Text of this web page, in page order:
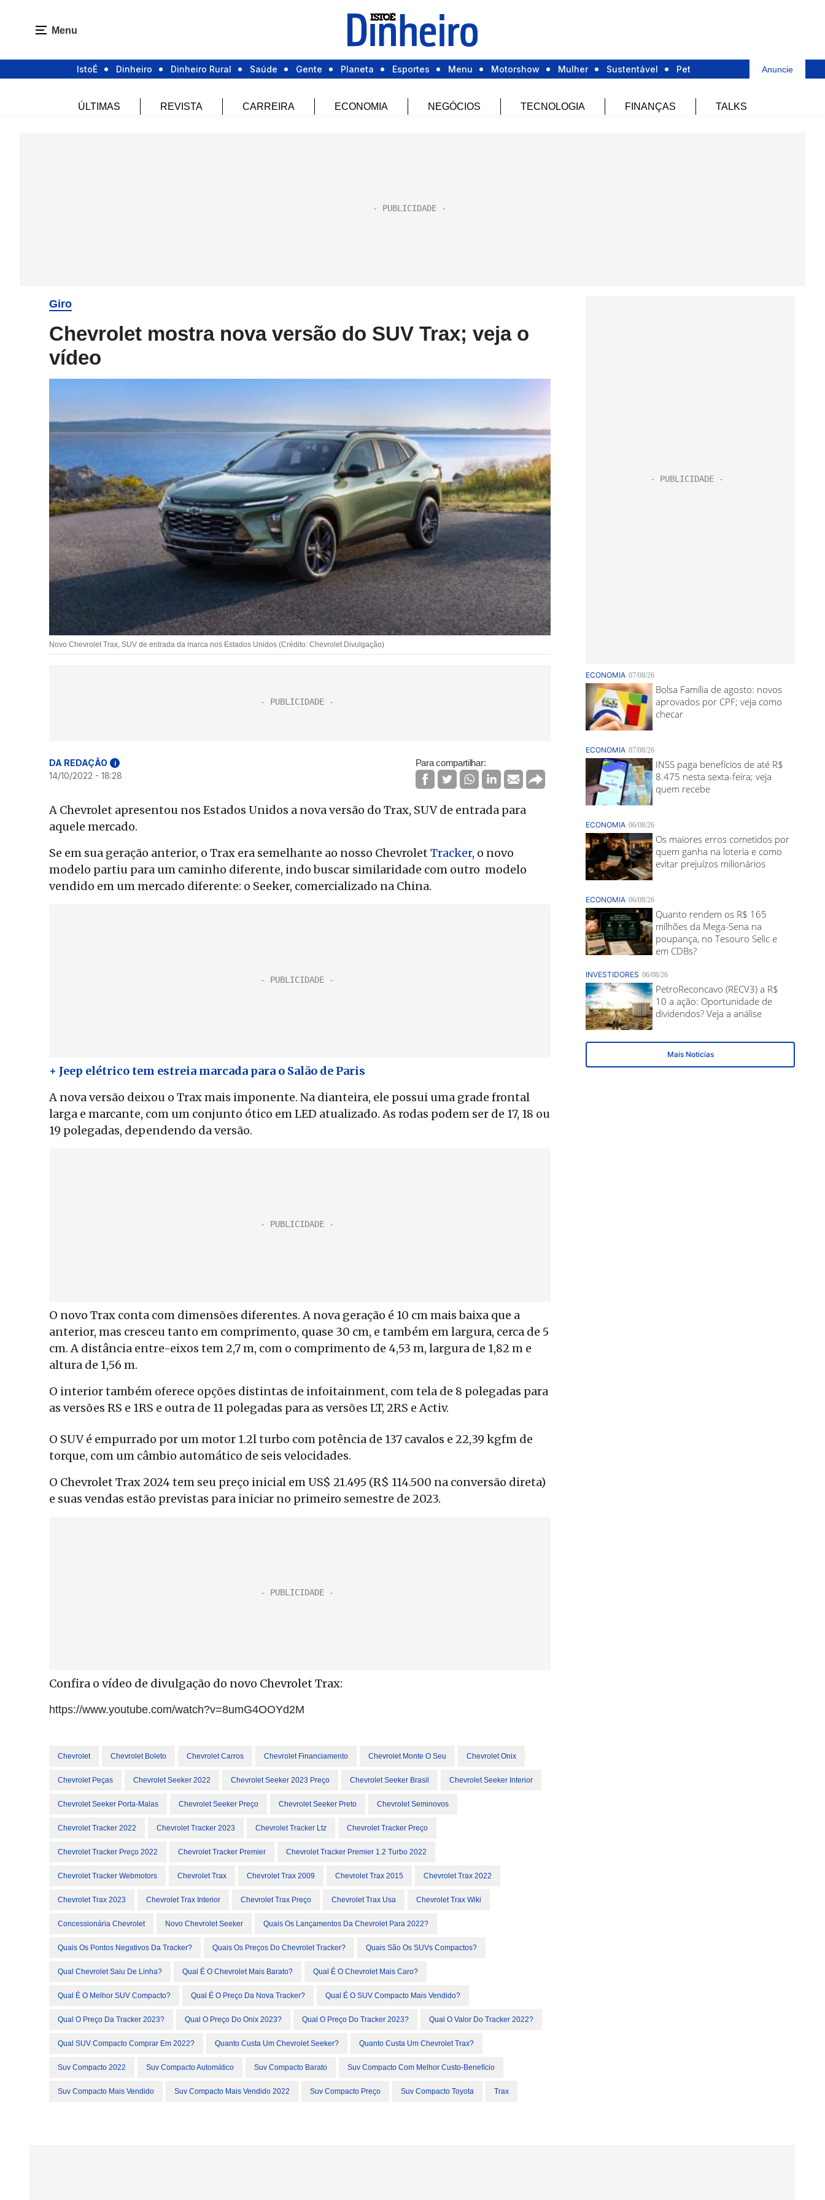
Menu
IstoÉ Dinheiro Dinheiro Rural Saúde Gente Planeta Esportes Menu Motorshow Mulher Sustentável Pet Anuncie
ÚLTIMAS REVISTA CARREIRA ECONOMIA NEGÓCIOS TECNOLOGIA FINANÇAS TALKS
Giro
Chevrolet mostra nova versão do SUV Trax; veja o
vídeo
Novo Chevrolet Trax, SUV de entrada da marca nos Estados Unidos (Crédito: Chevrolet Divulgação)
DA REDAÇÃO i
14/10/2022 - 18:28
Para compartilhar:
A Chevrolet apresentou nos Estados Unidos a nova versão do Trax, SUV de entrada para
aquele mercado.
Se em sua geração anterior, o Trax era semelhante ao nosso Chevrolet Tracker, o novo
modelo partiu para um caminho diferente, indo buscar similaridade com outro modelo
vendido em um mercado diferente: o Seeker, comercializado na China.
+ Jeep elétrico tem estreia marcada para o Salão de Paris
A nova versão deixou o Trax mais imponente. Na dianteira, ele possui uma grade frontal
larga e marcante, com um conjunto ótico em LED atualizado. As rodas podem ser de 17, 18 ou
19 polegadas, dependendo da versão.
O novo Trax conta com dimensões diferentes. A nova geração é 10 cm mais baixa que a
anterior, mas cresceu tanto em comprimento, quase 30 cm, e também em largura, cerca de 5
cm. A distância entre-eixos tem 2,7 m, com o comprimento de 4,53 m, largura de 1,82 m e
altura de 1,56 m.
O interior também oferece opções distintas de infoitainment, com tela de 8 polegadas para
as versões RS e 1RS e outra de 11 polegadas para as versões LT, 2RS e Activ.
O SUV é empurrado por um motor 1.2l turbo com potência de 137 cavalos e 22,39 kgfm de
torque, com um câmbio automático de seis velocidades.
O Chevrolet Trax 2024 tem seu preço inicial em US$ 21.495 (R$ 114.500 na conversão direta)
e suas vendas estão previstas para iniciar no primeiro semestre de 2023.
Confira o vídeo de divulgação do novo Chevrolet Trax:
https://www.youtube.com/watch?v=8umG4OOYd2M
Chevrolet Chevrolet Boleto Chevrolet Carros Chevrolet Financiamento Chevrolet Monte O Seu Chevrolet Onix
Chevrolet Peças Chevrolet Seeker 2022 Chevrolet Seeker 2023 Preço Chevrolet Seeker Brasil Chevrolet Seeker Interior
Chevrolet Seeker Porta-Malas Chevrolet Seeker Preço Chevrolet Seeker Preto Chevrolet Seminovos
Chevrolet Tracker 2022 Chevrolet Tracker 2023 Chevrolet Tracker Ltz Chevrolet Tracker Preço
Chevrolet Tracker Preço 2022 Chevrolet Tracker Premier Chevrolet Tracker Premier 1.2 Turbo 2022
Chevrolet Tracker Webmotors Chevrolet Trax Chevrolet Trax 2009 Chevrolet Trax 2015 Chevrolet Trax 2022
Chevrolet Trax 2023 Chevrolet Trax Interior Chevrolet Trax Preço Chevrolet Trax Usa Chevrolet Trax Wiki
Concessionária Chevrolet Novo Chevrolet Seeker Quais Os Lançamentos Da Chevrolet Para 2022?
Quais Os Pontos Negativos Da Tracker? Quais Os Preços Do Chevrolet Tracker? Quais São Os SUVs Compactos?
Qual Chevrolet Saiu De Linha? Qual É O Chevrolet Mais Barato? Qual É O Chevrolet Mais Caro?
Qual É O Melhor SUV Compacto? Qual É O Preço Da Nova Tracker? Qual É O SUV Compacto Mais Vendido?
Qual O Preço Da Tracker 2023? Qual O Preço Do Onix 2023? Qual O Preço Do Tracker 2023? Qual O Valor Do Tracker 2022?
Qual SUV Compacto Comprar Em 2022? Quanto Custa Um Chevrolet Seeker? Quanto Custa Um Chevrolet Trax?
Suv Compacto 2022 Suv Compacto Automático Suv Compacto Barato Suv Compacto Com Melhor Custo-Benefício
Suv Compacto Mais Vendido Suv Compacto Mais Vendido 2022 Suv Compacto Preço Suv Compacto Toyota Trax